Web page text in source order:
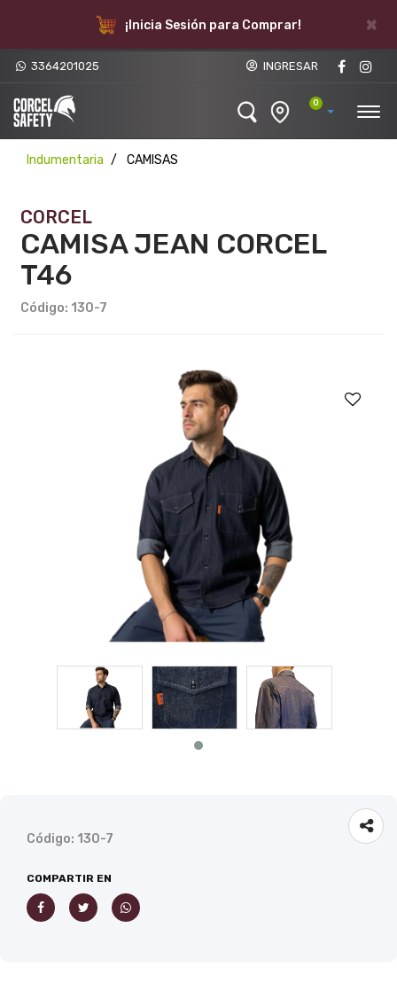
×
¡Inicia Sesión para Comprar!
3364201025 INGRESAR
0
Indumentaria CAMISAS
CORCEL
CAMISA JEAN CORCEL
T46
Código: 130-7
Código: 130-7
COMPARTIR EN